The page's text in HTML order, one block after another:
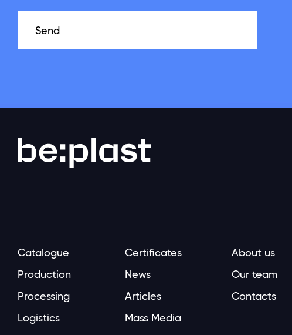
Send
Catalogue
Production
Processing
Logistics
Certificates
News
Articles
Mass Media
About us
Our team
Contacts